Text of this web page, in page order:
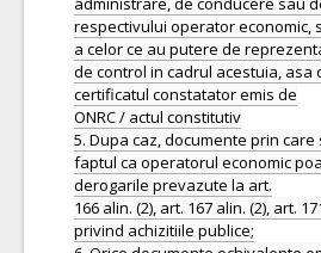
respectivului operator economic,
a celor ce au putere de
de control in cadrul acestuia, asa
certificatul constatator emis de
ONRC / actul constitutiv
5. Dupa caz, documente prin
faptul ca operatorul economic
derogarile prevazute la art.
166 alin. (2), art. 167 alin. (2), art.
privind achizitiile publice;